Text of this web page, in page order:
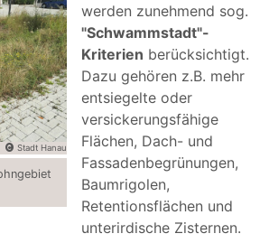
Stadt Hanau
werden zunehmend sog.
"Schwammstadt"-
Kriterien berücksichtigt.
Dazu gehören z.B. mehr
entsiegelte oder
versickerungsfähige
Flächen, Dach- und
Fassadenbegrünungen,
Baumrigolen,
Retentionsflächen und
unterirdische Zisternen.